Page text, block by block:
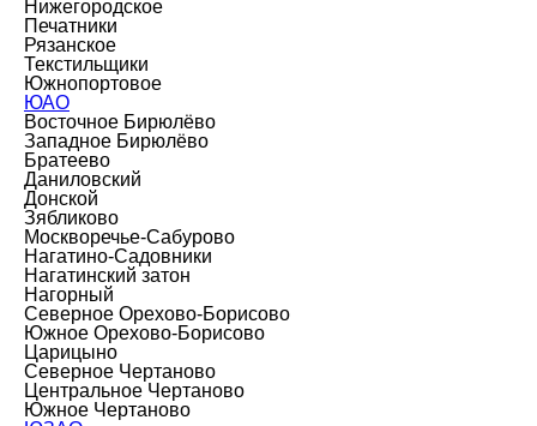
Нижегородское
Печатники
Рязанское
Текстильщики
Южнопортовое
ЮАО
Восточное Бирюлёво
Западное Бирюлёво
Братеево
Даниловский
Донской
Зябликово
Москворечье-Сабурово
Нагатино-Садовники
Нагатинский затон
Нагорный
Северное Орехово-Борисово
Южное Орехово-Борисово
Царицыно
Северное Чертаново
Центральное Чертаново
Южное Чертаново